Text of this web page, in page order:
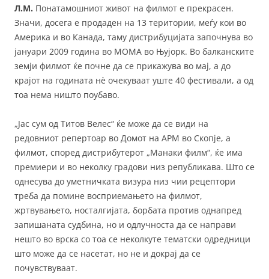
Л.М. Понатамошниот живот на филмот е прекрасен.
Значи, досега е продаден на 13 територии, меѓу кои во
Америка и во Канада, таму дистрибуцијата започнува во
јануари 2009 година во МОМА во Њујорк. Во балканските
земји филмот ќе почне да се прикажува во мај, а до
крајот на годината нè очекуваат уште 40 фестивали, а од
тоа нема ништо поубаво.
„Јас сум од Титов Велес“ ќе може да се види на
редовниот репертоар во Домот на АРМ во Скопје, а
филмот, според дистрибутерот „Манаки филм“, ќе има
премиери и во неколку градови низ републикава. Што се
однесува до уметничката визура низ чии рецептори
треба да помине восприемањето на филмот,
жртвувањето, носталгијата, борбата против однапред
запишаната судбина, но и одлучноста да се направи
нешто во врска со тоа се неколкуте тематски одредници
што може да се насетат, но не и докрај да се
почувствуваат.